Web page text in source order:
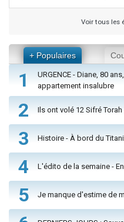
Voir tous les
+ Populaires
1
URGENCE - Diane, 80
appartement insalubre
2 Ils ont volé 12 Sifré
3 Histoire - À bord du
4 L'édito de la semaine -
5 Je manque d'estime de